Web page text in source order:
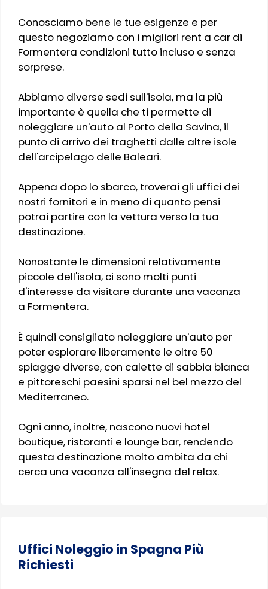
Conosciamo bene le tue esigenze e per
questo negoziamo con i migliori rent a car di
Formentera condizioni tutto incluso e senza
sorprese.
Abbiamo diverse sedi sull'isola, ma la più
importante è quella che ti permette di
noleggiare un'auto al Porto della Savina, il
punto di arrivo dei traghetti dalle altre isole
dell'arcipelago delle Baleari.
Appena dopo lo sbarco, troverai gli uffici dei
nostri fornitori e in meno di quanto pensi
potrai partire con la vettura verso la tua
destinazione.
Nonostante le dimensioni relativamente
piccole dell'isola, ci sono molti punti
d'interesse da visitare durante una vacanza
a Formentera.
È quindi consigliato noleggiare un'auto per
poter esplorare liberamente le oltre 50
spiagge diverse, con calette di sabbia bianca
e pittoreschi paesini sparsi nel bel mezzo del
Mediterraneo.
Ogni anno, inoltre, nascono nuovi hotel
boutique, ristoranti e lounge bar, rendendo
questa destinazione molto ambita da chi
cerca una vacanza all'insegna del relax.
Uffici Noleggio in Spagna Più
Richiesti